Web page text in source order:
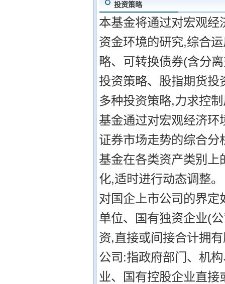
投资策略
本基金将通过对宏观
资金环境的研究,综合
略、可转换债券(含分
投资策略、股指期货
多种投资策略,力求控
基金通过对宏观经济
证券市场走势的综合
基金在各类资产类别
化,适时进行动态调整
对国企上市公司的界
单位、国有独资企业(
资,直接或间接合计拥
公司:指政府部门、机
业、国有控股企业直